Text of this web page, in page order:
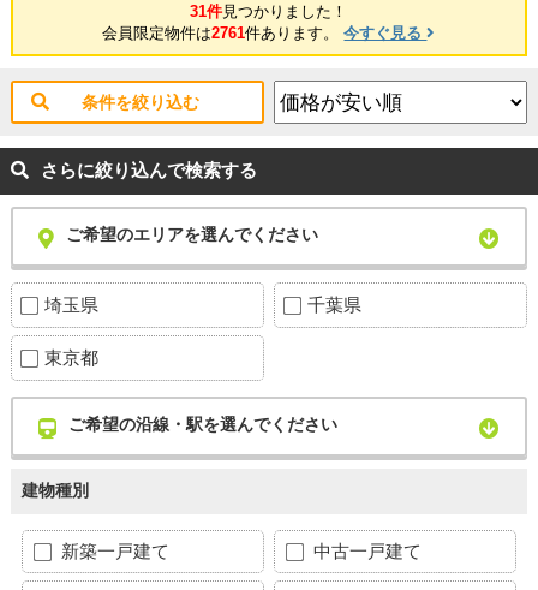
31件見つかりました！
会員限定物件は2761件あります。今すぐ見る
条件を絞り込む
さらに絞り込んで検索する
ご希望のエリアを選んでください
埼玉県 千葉県
東京都
ご希望の沿線・駅を選んでください
建物種別
新築一戸建て 中古一戸建て